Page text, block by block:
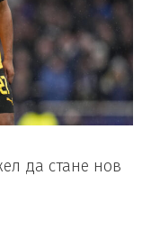
да стане нов